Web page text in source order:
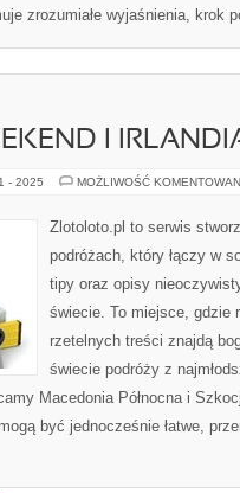
zrozumiałe wyjaśnienia, krok
I
- 2025 MOŻLIWOŚĆ
Zlotoloto.pl to serwis
podróżach, który łączy w
tipy oraz opisy
świecie. To miejsce, gdzie
rzetelnych treści znajdą
świecie podróży z
Macedonia Północna i
być jednocześnie łatwe,